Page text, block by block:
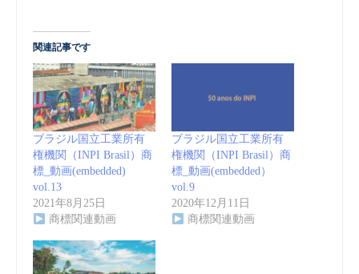
関連記事です
ブラジル国立工業所有
権機関（INPI Brasil）商
標_動画(embedded)
vol.13
2021年8月25日
商標関連動画
ブラジル国立工業所有
権機関（INPI Brasil）商
標_動画(embedded）
vol.9
2020年12月11日
商標関連動画